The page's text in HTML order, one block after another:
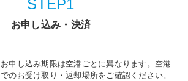
STEP1
お申し込み・決済
お申し込み期限は空港ごとに異なります。空港
でのお受け取り・返却場所をご確認ください。